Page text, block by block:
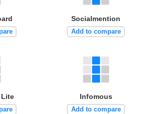
Socialmention
Add to compare
Lite Infomous
Add to compare